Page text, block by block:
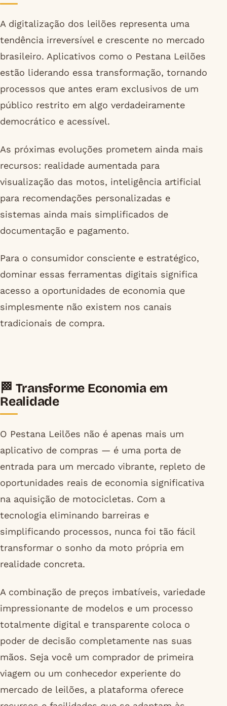
A digitalização dos leilões representa uma
tendência irreversível e crescente no mercado
brasileiro. Aplicativos como o Pestana Leilões
estão liderando essa transformação, tornando
processos que antes eram exclusivos de um
público restrito em algo verdadeiramente
democrático e acessível.
As próximas evoluções prometem ainda mais
recursos: realidade aumentada para
visualização das motos, inteligência artificial
para recomendações personalizadas e
sistemas ainda mais simplificados de
documentação e pagamento.
Para o consumidor consciente e estratégico,
dominar essas ferramentas digitais significa
acesso a oportunidades de economia que
simplesmente não existem nos canais
tradicionais de compra.
🏁 Transforme Economia em
Realidade
O Pestana Leilões não é apenas mais um
aplicativo de compras — é uma porta de
entrada para um mercado vibrante, repleto de
oportunidades reais de economia significativa
na aquisição de motocicletas. Com a
tecnologia eliminando barreiras e
simplificando processos, nunca foi tão fácil
transformar o sonho da moto própria em
realidade concreta.
A combinação de preços imbatíveis, variedade
impressionante de modelos e um processo
totalmente digital e transparente coloca o
poder de decisão completamente nas suas
mãos. Seja você um comprador de primeira
viagem ou um conhecedor experiente do
mercado de leilões, a plataforma oferece